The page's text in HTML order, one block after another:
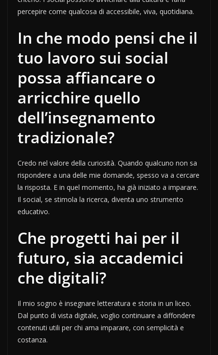
percepire come qualcosa di accessibile, viva, quotidiana.
In che modo pensi che il
tuo lavoro sui social
possa affiancare o
arricchire quello
dell’insegnamento
tradizionale?
Credo nel valore della curiosità. Quando qualcuno non sa
rispondere a una delle mie domande, spesso va a cercare
la risposta. E in quel momento, ha già iniziato a imparare.
Il social, se stimola la ricerca, diventa uno strumento
educativo.
Che progetti hai per il
futuro, sia accademici
che digitali?
Il mio sogno è insegnare letteratura e storia in un liceo.
Dal punto di vista digitale, voglio continuare a diffondere
contenuti utili per chi ama imparare, con semplicità e
costanza.